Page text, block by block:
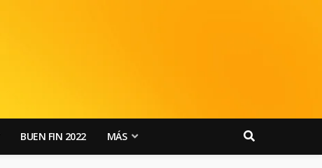
BUEN FIN 2022 MÁS